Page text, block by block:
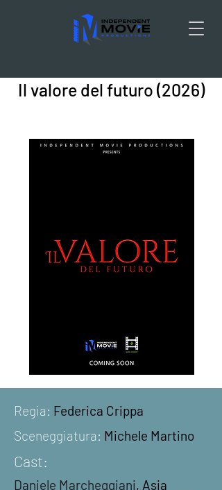
Il valore del futuro (2026)
Regia: Federica Crippa
Sceneggiatura: Michele Martino
Cast:
Daniele Marcheggiani, Asia